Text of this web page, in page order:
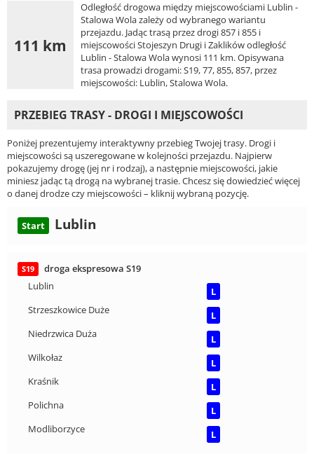
111 km
Odległość drogowa między miejscowościami Lublin -
Stalowa Wola zależy od wybranego wariantu
przejazdu. Jadąc trasą przez drogi 857 i 855 i
miejscowości Stojeszyn Drugi i Zaklików odległość
Lublin - Stalowa Wola wynosi 111 km. Opisywana
trasa prowadzi drogami: S19, 77, 855, 857, przez
miejscowości: Lublin, Stalowa Wola.
PRZEBIEG TRASY - DROGI I MIEJSCOWOŚCI
Poniżej prezentujemy interaktywny przebieg Twojej trasy. Drogi i
miejscowości są uszeregowane w kolejności przejazdu. Najpierw
pokazujemy drogę (jej nr i rodzaj), a następnie miejscowości, jakie
miniesz jadąc tą drogą na wybranej trasie. Chcesz się dowiedzieć więcej
o danej drodze czy miejscowości – kliknij wybraną pozycję.
Start Lublin
S19
droga ekspresowa S19
Lublin
L
Strzeszkowice Duże
L
Niedrzwica Duża
L
Wilkołaz
L
Kraśnik
L
Polichna
L
Modliborzyce
L